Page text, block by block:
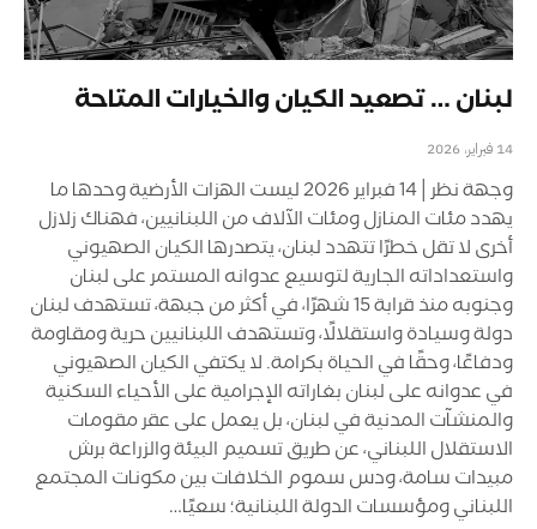
لبنان … تصعيد الكيان والخيارات المتاحة
14 فبراير، 2026
وجهة نظر│14 فبراير 2026 ليست الهزات الأرضية وحدها ما
يهدد مئات المنازل ومئات الآلاف من اللبنانيين، فهناك زلازل
أخرى لا تقل خطرًا تتهدد لبنان، يتصدرها الكيان الصهيوني
واستعداداته الجارية لتوسيع عدوانه المستمر على لبنان
وجنوبه منذ قرابة 15 شهرًا، في أكثر من جبهة، تستهدف لبنان
دولة وسيادة واستقلالًا، وتستهدف اللبنانيين حرية ومقاومة
ودفاعًا، وحقًا في الحياة بكرامة. لا يكتفي الكيان الصهيوني
في عدوانه على لبنان بغاراته الإجرامية على الأحياء السكنية
والمنشآت المدنية في لبنان، بل يعمل على عقر مقومات
الاستقلال اللبناني، عن طريق تسميم البيئة والزراعة برش
مبيدات سامة، ودس سموم الخلافات بين مكونات المجتمع
اللبناني ومؤسسات الدولة اللبنانية؛ سعيًا…